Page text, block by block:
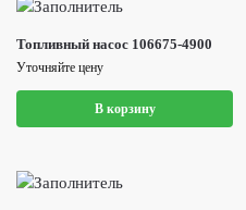
Топливный насос 106675-4900
Уточняйте цену
В корзину